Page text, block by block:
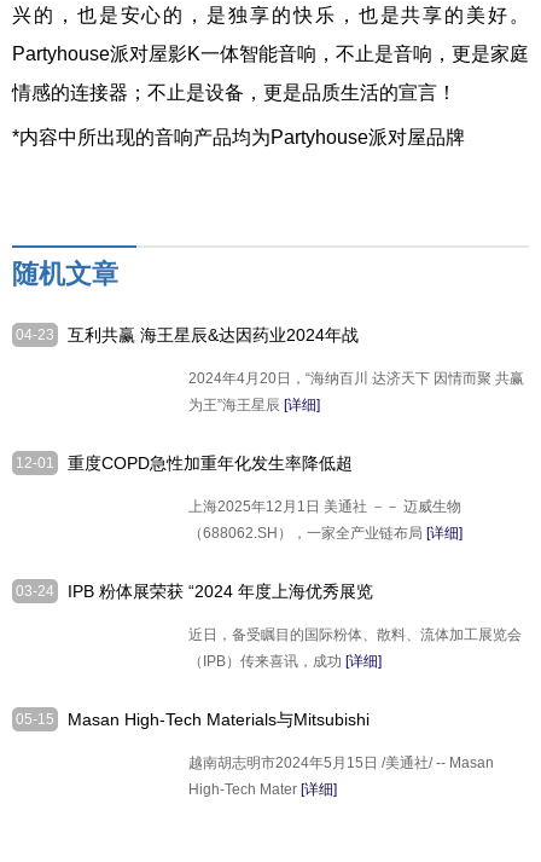
兴的，也是安心的，是独享的快乐，也是共享的美好。
Partyhouse派对屋影K一体智能音响，不止是音响，更是家庭
情感的连接器；不止是设备，更是品质生活的宣言！
*内容中所出现的音响产品均为Partyhouse派对屋品牌
随机文章
04-23
互利共赢 海王星辰&达因药业2024年战
2024年4月20日，“海纳百川 达济天下 因情而聚 共赢
为王”海王星辰 [详细]
12-01
重度COPD急性加重年化发生率降低超
9MW1911公布IIa期临床研究结果
上海2025年12月1日 美通社 －－ 迈威生物
（688062.SH），一家全产业链布局 [详细]
03-24
IPB 粉体展荣获 “2024 年度上海优秀展览
近日，备受瞩目的国际粉体、散料、流体加工展览会
（IPB）传来喜讯，成功 [详细]
05-15
Masan High-Tech Materials与Mitsubishi
越南胡志明市2024年5月15日 /美通社/ -- Masan
High-Tech Mater [详细]